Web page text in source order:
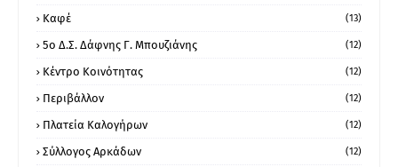
Καφέ (13)
5ο Δ.Σ. Δάφνης Γ. Μπουζιάνης (12)
Κέντρο Κοινότητας (12)
Περιβάλλον (12)
Πλατεία Καλογήρων (12)
Σύλλογος Αρκάδων (12)